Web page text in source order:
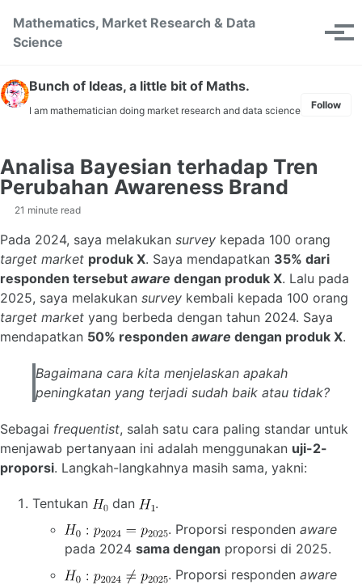
Mathematics, Market Research & Data
Science
Toggle
Bunch of Ideas, a little bit of Maths.
I am mathematician doing market research and data science Follow
Analisa Bayesian terhadap Tren
Perubahan Awareness Brand
21 minute read
Pada 2024, saya melakukan survey kepada 100 orang
target market produk X. Saya mendapatkan 35% dari
responden tersebut aware dengan produk X. Lalu pada
2025, saya melakukan survey kembali kepada 100 orang
target market yang berbeda dengan tahun 2024. Saya
mendapatkan 50% responden aware dengan produk X.
Bagaimana cara kita menjelaskan apakah
peningkatan yang terjadi sudah baik atau tidak?
Sebagai frequentist, salah satu cara paling standar untuk
menjawab pertanyaan ini adalah menggunakan uji-2-
proporsi. Langkah-langkahnya masih sama, yakni:
Tentukan dan
.
. Proporsi respondenaware
pada 2024 sama dengan proporsi di 2025.
. Proporsi respondenaware